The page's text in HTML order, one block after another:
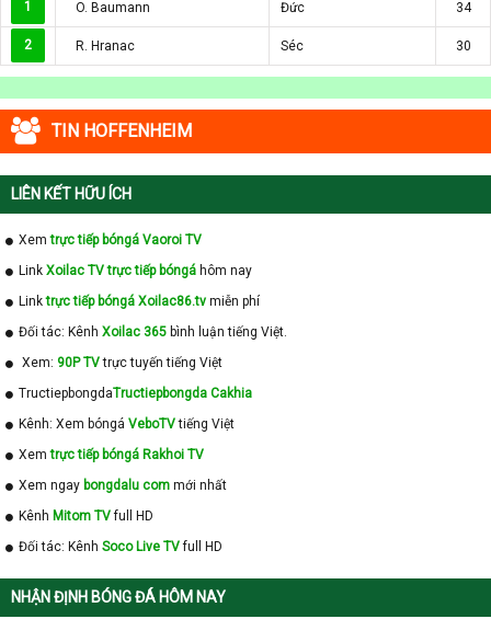
1 O. Baumann Đức 34
2 R. Hranac Séc 30
TIN HOFFENHEIM
LIÊN KẾT HỮU ÍCH
Xemtrực tiếp bóngá Vaoroi TV
Link Xoilac TV trực tiếp bóngá hôm nay
Linktrực tiếp bóngá Xoilac86.tv miễn phí
Đối tác: Kênh Xoilac 365 bình luận tiếng Việt.
Xem: 90P TVtrực tuyến tiếng Việt
TructiepbongdaTructiepbongda Cakhia
Kênh: Xem bóngá VeboTVtiếng Việt
Xemtrực tiếp bóngá Rakhoi TV
Xem ngay bongdalu com mới nhất
Kênh Mitom TVfull HD
Đối tác: Kênh Soco Live TVfull HD
NHẬN ĐỊNH BÓNG ĐÁ HÔM NAY